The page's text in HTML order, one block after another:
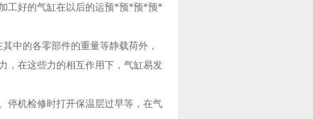
工好的气缸在以后的运预*预*预*预*
中的各零部件的重量等静载荷外，
，在这些力的相互作用下，气缸易发
停机检修时打开保温层过早等，在气